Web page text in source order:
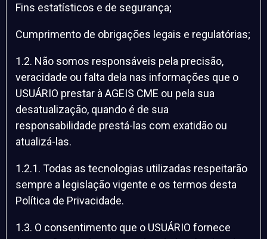
Fins estatísticos e de segurança;
Cumprimento de obrigações legais e regulatórias;
1.2. Não somos responsáveis pela precisão,
veracidade ou falta dela nas informações que o
USUÁRIO prestar à AGEIS CME ou pela sua
desatualização, quando é de sua
responsabilidade prestá-las com exatidão ou
atualizá-las.
1.2.1. Todas as tecnologias utilizadas respeitarão
sempre a legislação vigente e os termos desta
Política de Privacidade.
1.3. O consentimento que o USUÁRIO fornece